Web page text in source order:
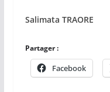
Salimata TRAORE
Partager :
Facebook